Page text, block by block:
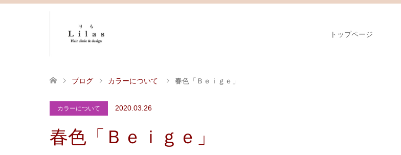
トップページ
ブログ カラーについて 春色「Ｂｅｉｇｅ」
カラーについて 2020.03.26
春色「Ｂｅｉｇｅ」